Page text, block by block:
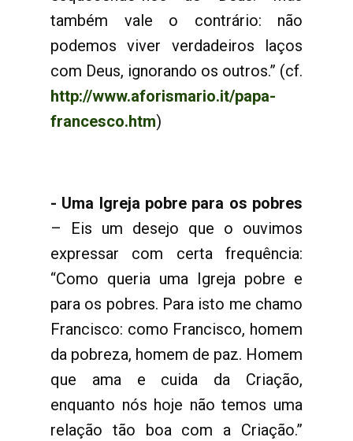
também vale o contrário: não
podemos viver verdadeiros laços
com Deus, ignorando os outros.” (cf.
http://www.aforismario.it/papa-
francesco.htm)
- Uma Igreja pobre para os pobres
– Eis um desejo que o ouvimos
expressar com certa frequência:
“Como queria uma Igreja pobre e
para os pobres. Para isto me chamo
Francisco: como Francisco, homem
da pobreza, homem de paz. Homem
que ama e cuida da Criação,
enquanto nós hoje não temos uma
relação tão boa com a Criação.”